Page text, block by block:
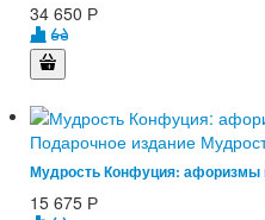
34 650 Р
Подарочное издание
Мудрость Конфуция: афоризмы
15 675 Р